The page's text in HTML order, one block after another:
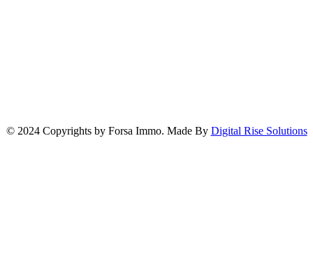
© 2024 Copyrights by Forsa Immo. Made By Digital Rise Solutions